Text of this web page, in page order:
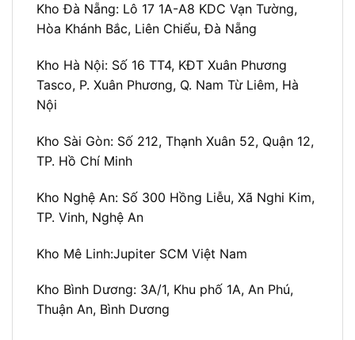
Kho Đà Nẵng: Lô 17 1A-A8 KDC Vạn Tường,
Hòa Khánh Bắc, Liên Chiểu, Đà Nẵng
Kho Hà Nội: Số 16 TT4, KĐT Xuân Phương
Tasco, P. Xuân Phương, Q. Nam Từ Liêm, Hà
Nội
Kho Sài Gòn: Số 212, Thạnh Xuân 52, Quận 12,
TP. Hồ Chí Minh
Kho Nghệ An: Số 300 Hồng Liễu, Xã Nghi Kim,
TP. Vinh, Nghệ An
Kho Mê Linh:Jupiter SCM Việt Nam
Kho Bình Dương: 3A/1, Khu phố 1A, An Phú,
Thuận An, Bình Dương